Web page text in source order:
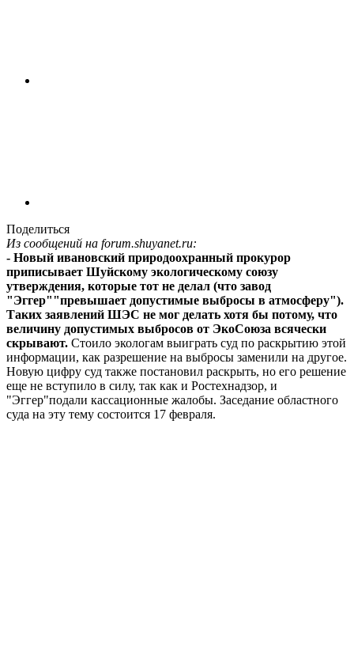
Поделиться
Из сообщений на forum.shuyanet.ru:
- Новый ивановский природоохранный прокурор
приписывает Шуйскому экологическому союзу
утверждения, которые тот не делал (что завод
"Эггер""превышает допустимые выбросы в атмосферу").
Таких заявлений ШЭС не мог делать хотя бы потому, что
величину допустимых выбросов от ЭкоСоюза всячески
скрывают. Стоило экологам выиграть суд по раскрытию этой
информации, как разрешение на выбросы заменили на другое.
Новую цифру суд также постановил раскрыть, но его решение
еще не вступило в силу, так как и Ростехнадзор, и
"Эггер"подали кассационные жалобы. Заседание областного
суда на эту тему состоится 17 февраля.